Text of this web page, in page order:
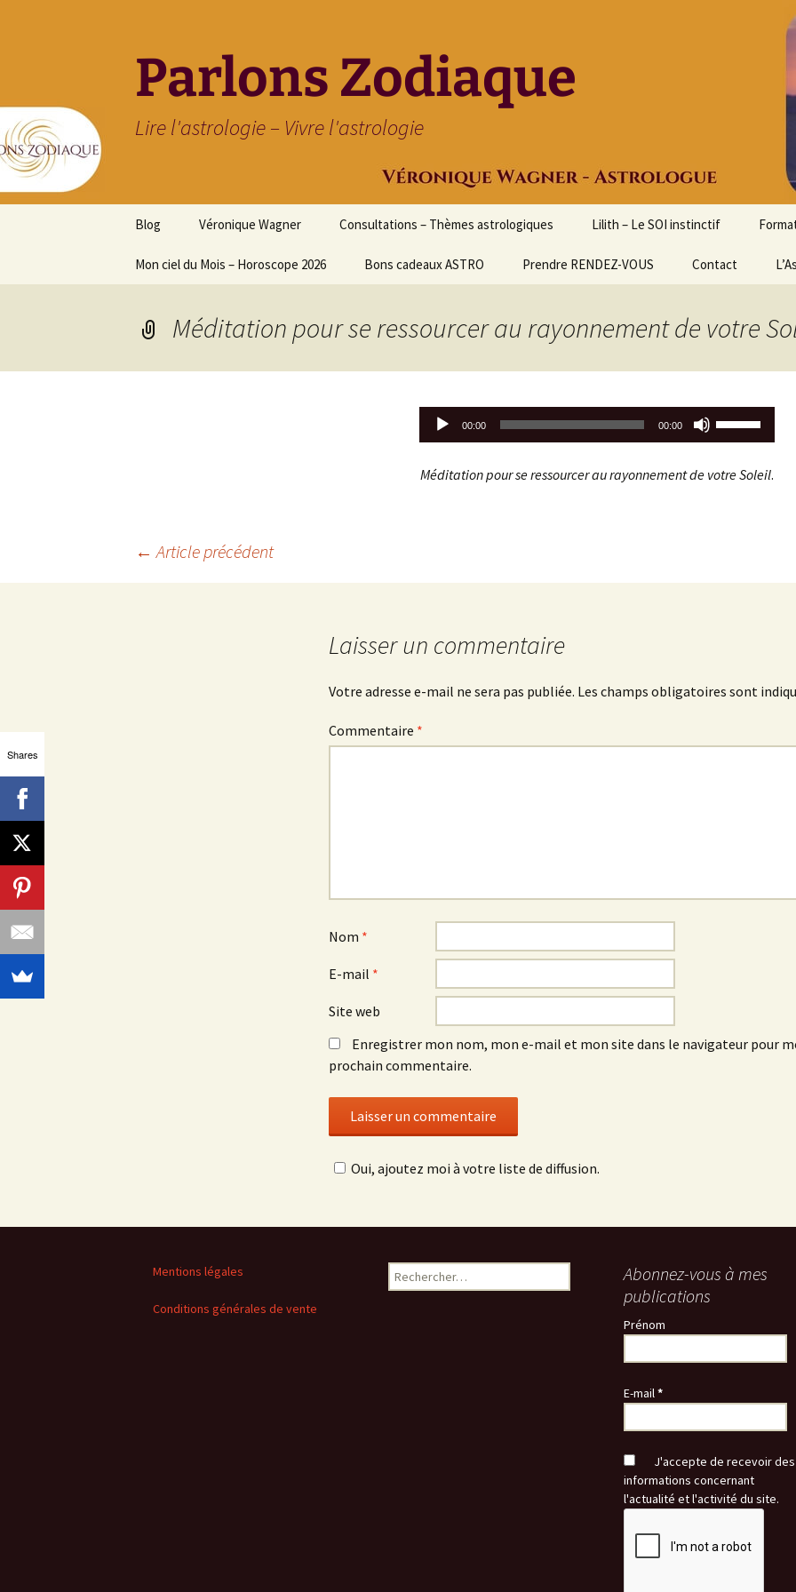
Parlons Zodiaque
Lire l'astrologie – Vivre l'astrologie
contenu
Blog Véronique Wagner Consultations – Thèmes astrologiques Lilith – Le SOI instinctif
Mon ciel du Mois – Horoscope 2026 Bons cadeaux ASTRO Prendre RENDEZ-VOUS Contact
Méditation pour se ressourcer au rayonnement de votre
00:00 00:00
haut/bas
le
Méditation pour se ressourcer au rayonnement de votre Soleil.
Navigation
← Article précédent
Laisser un commentaire
Votre adresse e-mail ne sera pas publiée. Les champs obligatoires sont
Commentaire *
Nom *
E-mail *
Site web
Enregistrer mon nom, mon e-mail et mon site dans le navigateur pour
prochain commentaire.
Oui, ajoutez moi à votre liste de diffusion.
Mentions légales
Conditions générales de vente
Rechercher :
Abonnez-vous à mes
publications
Prénom
E-mail*
J'accepte de recevoir des
informations concernant
l'actualité et l'activité du site.
Shares